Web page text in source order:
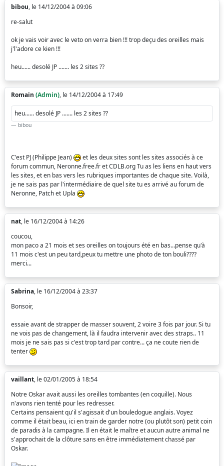
bibou, le 14/12/2004 à 09:06
re-salut
ok je vais voir avec le veto on verra bien !!! trop deçu des oreilles mais
j'l'adore ce kien !!!
heu...... desolé JP ....... les 2 sites ??
Romain (Admin), le 14/12/2004 à 17:49
heu...... desolé JP ....... les 2 sites ??
bibou
C'est PJ (Philippe Jean)
et les deux sites sont les sites associés à ce
forum commun, Neronne.free.fr et CDLB.org Tu as les liens en haut vers
les sites, et en bas vers les rubriques importantes de chaque site. Voilà,
je ne sais pas par l'intermédiaire de quel site tu es arrivé au forum de
Neronne, Patch et Upla
nat, le 16/12/2004 à 14:26
coucou,
mon paco a 21 mois et ses oreilles on toujours été en bas...pense qu'à
11 mois c'est un peu tard,peux tu mettre une photo de ton bouli????
merci...
Sabrina, le 16/12/2004 à 23:37
Bonsoir,
essaie avant de strapper de masser souvent, 2 voire 3 fois par jour. Si tu
ne vois pas de changement, là il faudra intervenir avec des straps.. 11
mois je ne sais pas si c'est trop tard par contre... ça ne coute rien de
tenter
vaillant, le 02/01/2005 à 18:54
Notre Oskar avait aussi les oreilles tombantes (en coquille). Nous
n'avons rien tenté pour les redresser.
Certains pensaient qu'il s'agissait d'un bouledogue anglais. Voyez
comme il était beau, ici en train de garder notre (ou plutôt son) petit coin
de paradis à la campagne. Il en était le maître et aucun autre animal ne
s'approchait de la clôture sans en être immédiatement chassé par
Oskar.